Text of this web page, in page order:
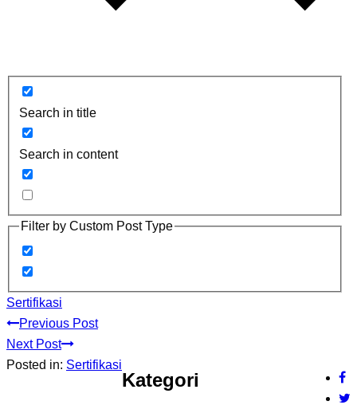
Search in title
Search in content
Filter by Custom Post Type
Sertifikasi
Previous Post
Next Post
Posted in: Sertifikasi
Kategori